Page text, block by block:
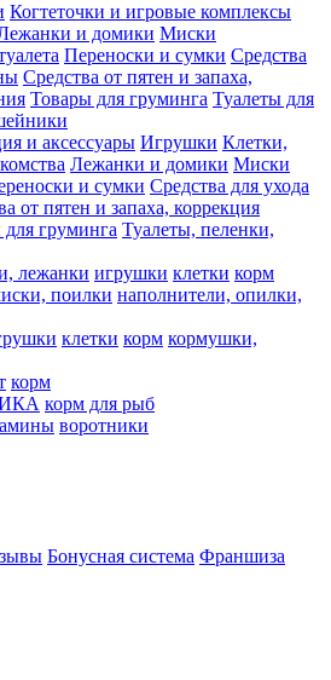
Когтеточки и игровые комплексы
и домики Миски
Переноски и сумки Средства
Средства от пятен и запаха,
Товары для груминга Туалеты для
и аксессуары Игрушки Клетки,
Лежанки и домики Миски
и сумки Средства для ухода
от пятен и запаха, коррекция
груминга Туалеты, пеленки,
лежанки игрушки клетки корм
поилки наполнители, опилки,
клетки корм кормушки,
корм
корм для рыб
воротники
Бонусная система Франшиза